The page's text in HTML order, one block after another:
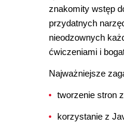
znakomity wstęp
przydatnych
nieodzownych
ćwiczeniami i
Najważniejsze
tworzenie stron
korzystanie z